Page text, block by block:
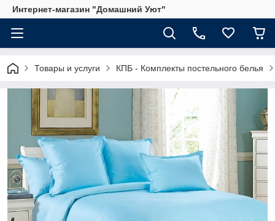
Интернет-магазин "Домашний Уют"
Товары и услуги КПБ - Комплекты постельного белья